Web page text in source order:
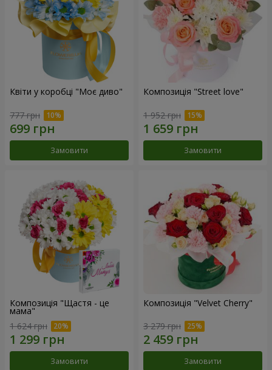
Квіти у коробці "Моє диво"
777 грн
Замовити
Композиція "Street love"
1 952 грн
Замовити
Композиція "Щастя - це
мама"
1 624 грн
Замовити
Композиція "Velvet Cherry"
3 279 грн
Замовити